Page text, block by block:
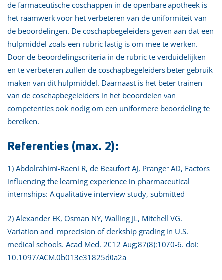
de farmaceutische coschappen in de openbare apotheek is
het raamwerk voor het verbeteren van de uniformiteit van
de beoordelingen. De coschapbegeleiders geven aan dat een
hulpmiddel zoals een rubric lastig is om mee te werken.
Door de beoordelingscriteria in de rubric te verduidelijken
en te verbeteren zullen de coschapbegeleiders beter gebruik
maken van dit hulpmiddel. Daarnaast is het beter trainen
van de coschapbegeleiders in het beoordelen van
competenties ook nodig om een uniformere beoordeling te
bereiken.
Referenties (max. 2):
1) Abdolrahimi-Raeni R, de Beaufort AJ, Pranger AD, Factors
influencing the learning experience in pharmaceutical
internships: A qualitative interview study, submitted
2) Alexander EK, Osman NY, Walling JL, Mitchell VG.
Variation and imprecision of clerkship grading in U.S.
medical schools. Acad Med. 2012 Aug;87(8):1070-6. doi:
10.1097/ACM.0b013e31825d0a2a